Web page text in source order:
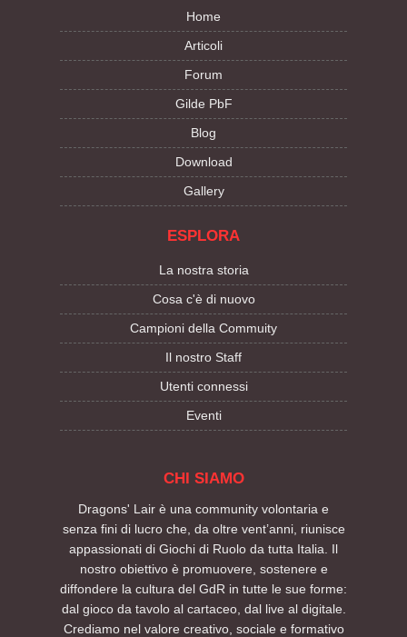
Home
Articoli
Forum
Gilde PbF
Blog
Download
Gallery
ESPLORA
La nostra storia
Cosa c'è di nuovo
Campioni della Commuity
Il nostro Staff
Utenti connessi
Eventi
CHI SIAMO
Dragons' Lair è una community volontaria e
senza fini di lucro che, da oltre vent’anni, riunisce
appassionati di Giochi di Ruolo da tutta Italia. Il
nostro obiettivo è promuovere, sostenere e
diffondere la cultura del GdR in tutte le sue forme:
dal gioco da tavolo al cartaceo, dal live al digitale.
Crediamo nel valore creativo, sociale e formativo